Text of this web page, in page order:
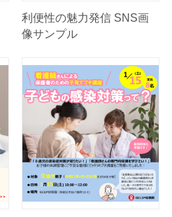
利便性の魅力発信 SNS画
像サンプル